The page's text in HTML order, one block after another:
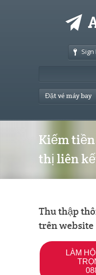
Sign
Đặt vé máy bay
Kiếm
thị liên
Thu thập
trên website
LÀM